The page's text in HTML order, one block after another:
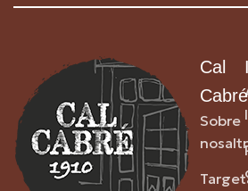
Cal
Cabré
Sobre